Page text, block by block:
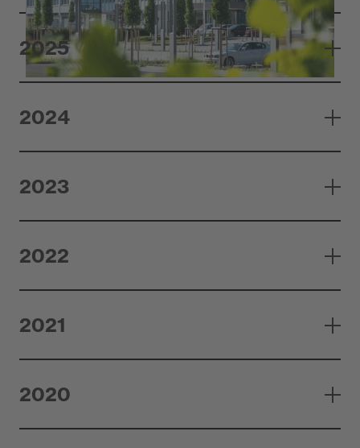
2025
2024
2023
2022
2021
2020